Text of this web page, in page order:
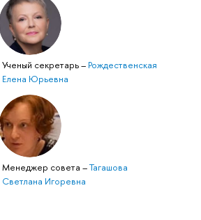
Ученый секретарь– Рождественская
Елена Юрьевна
Менеджер совета–Тагашова
Светлана Игоревна